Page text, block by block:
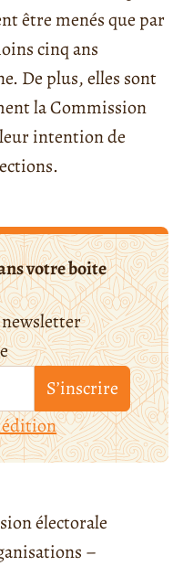
être menés que par
cinq ans
De plus, elles sont
la Commission
intention de
votre boite
S’inscrire
édition
électorale
–